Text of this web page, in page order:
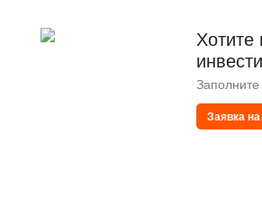
Хотите
Заполните
Заявка